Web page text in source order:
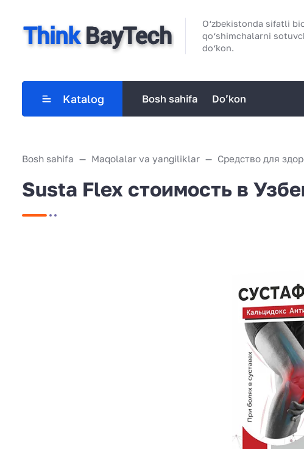
O‘zbekistonda sifatli
qo‘shimchalarni
do‘kon.
Katalog Bosh sahifa Do’kon
Bosh sahifa Maqolalar va yangiliklar Средство для
Susta Flex стоимость в